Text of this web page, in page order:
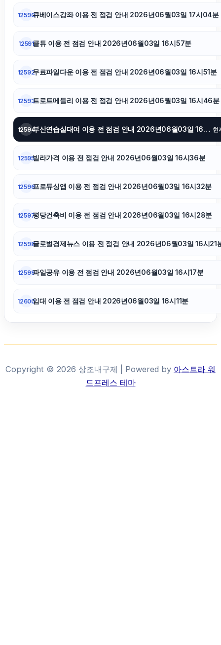
하수구막힘
강남하수구막힘
12590큐베이스강좌 이용 전 점검 안내 2026년06월03일 17시04분
12591클튜 이용 전 점검 안내 2026년06월03일 16시57분
12592무료파일다운 이용 전 점검 안내 2026년06월03일 16시51분
12593트로트메들리 이용 전 점검 안내 2026년06월03일 16시46분
12594 부산연습실대여 이용 전 점검 안내 2026년06월03일 16시41분 현
12595빌라가격 이용 전 점검 안내 2026년06월03일 16시36분
12596프로듀싱앱 이용 전 점검 안내 2026년06월03일 16시32분
12597평당건축비 이용 전 점검 안내 2026년06월03일 16시28분
12598글로벌경제뉴스 이용 전 점검 안내 2026년06월03일 16시21
12599파일공유 이용 전 점검 안내 2026년06월03일 16시17분
12600임대 이용 전 점검 안내 2026년06월03일 16시11분
Copyright © 2026 상조내구제 | Powered by 아스트라 워
드프레스 테마